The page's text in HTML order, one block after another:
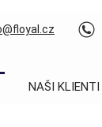
NAŠI KLIENTI